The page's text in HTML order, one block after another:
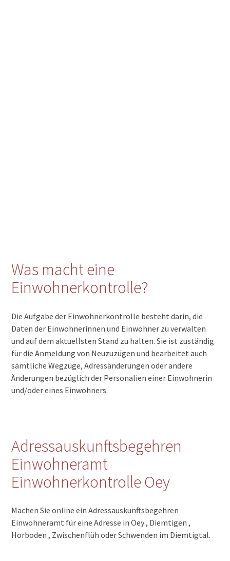
Was macht eine
Einwohnerkontrolle?
Die Aufgabe der Einwohnerkontrolle besteht darin, die
Daten der Einwohnerinnen und Einwohner zu verwalten
und auf dem aktuellsten Stand zu halten. Sie ist zuständig
für die Anmeldung von Neuzuzügen und bearbeitet auch
sämtliche Wegzüge, Adressänderungen oder andere
Änderungen bezüglich der Personalien einer Einwohnerin
und/oder eines Einwohners.
Adressauskunftsbegehren
Einwohneramt
Einwohnerkontrolle Oey
Machen Sie online ein Adressauskunftsbegehren
Einwohneramt für eine Adresse in Oey , Diemtigen ,
Horboden , Zwischenflüh oder Schwenden im Diemtigtal.